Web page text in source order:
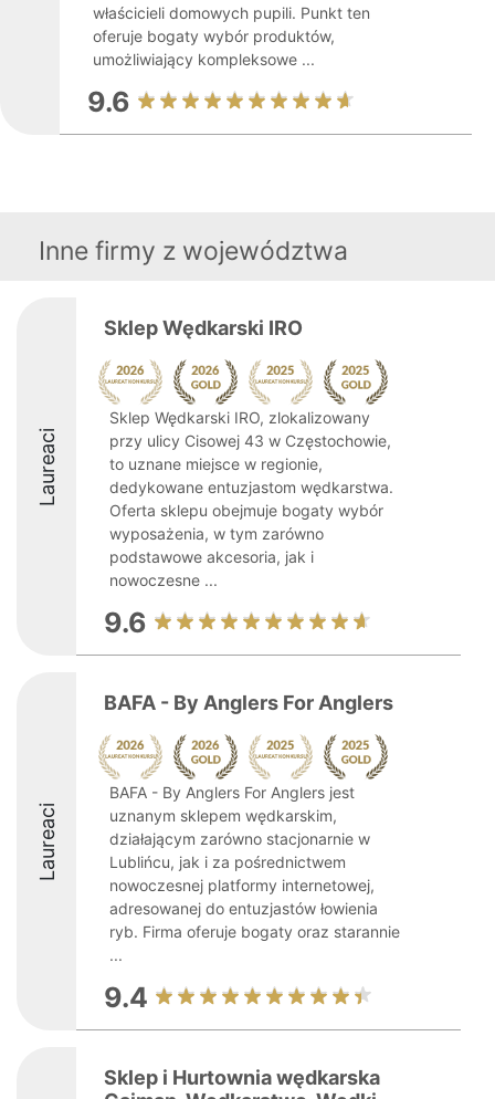
właścicieli domowych pupili. Punkt ten
oferuje bogaty wybór produktów,
umożliwiający kompleksowe ...
9.6
Inne firmy z województwa
Laureaci
Sklep Wędkarski IRO
Sklep Wędkarski IRO, zlokalizowany
przy ulicy Cisowej 43 w Częstochowie,
to uznane miejsce w regionie,
dedykowane entuzjastom wędkarstwa.
Oferta sklepu obejmuje bogaty wybór
wyposażenia, w tym zarówno
podstawowe akcesoria, jak i
nowoczesne ...
9.6
Laureaci
BAFA - By Anglers For Anglers
BAFA - By Anglers For Anglers jest
uznanym sklepem wędkarskim,
działającym zarówno stacjonarnie w
Lublińcu, jak i za pośrednictwem
nowoczesnej platformy internetowej,
adresowanej do entuzjastów łowienia
ryb. Firma oferuje bogaty oraz starannie
...
9.4
Sklep i Hurtownia wędkarska